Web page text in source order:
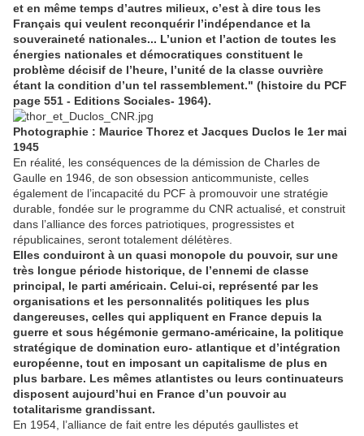
et en même temps d’autres milieux, c’est à dire tous les
Français qui veulent reconquérir l’indépendance et la
souveraineté nationales... L’union et l’action de toutes les
énergies nationales et démocratiques constituent le
problème décisif de l’heure, l’unité de la classe ouvrière
étant la condition d’un tel rassemblement." (histoire du PCF
page 551 - Editions Sociales- 1964).
Photographie : Maurice Thorez et Jacques Duclos le 1er mai
1945
En réalité, les conséquences de la démission de Charles de
Gaulle en 1946, de son obsession anticommuniste, celles
également de l’incapacité du PCF à promouvoir une stratégie
durable, fondée sur le programme du CNR actualisé, et construit
dans l’alliance des forces patriotiques, progressistes et
républicaines, seront totalement délétères.
Elles conduiront à un quasi monopole du pouvoir, sur une
très longue période historique, de l’ennemi de classe
principal, le parti américain. Celui-ci, représenté par les
organisations et les personnalités politiques les plus
dangereuses, celles qui appliquent en France depuis la
guerre et sous hégémonie germano-américaine, la politique
stratégique de domination euro- atlantique et d’intégration
européenne, tout en imposant un capitalisme de plus en
plus barbare. Les mêmes atlantistes ou leurs continuateurs
disposent aujourd’hui en France d’un pouvoir au
totalitarisme grandissant.
En 1954, l’alliance de fait entre les députés gaullistes et